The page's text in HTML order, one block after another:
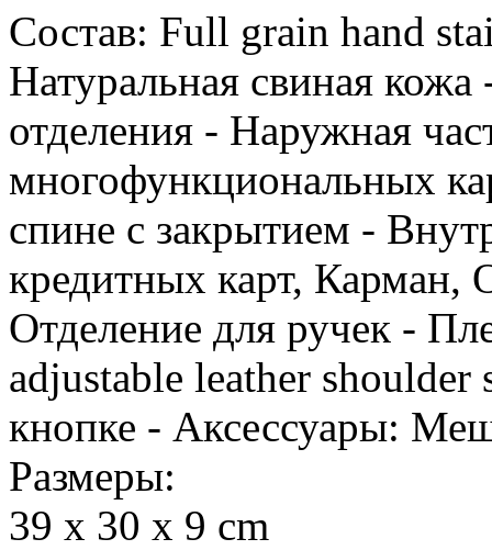
Состав: Full grain hand
Натуральная свиная
отделения - Наружная
многофункциональных
спине с закрытием -
кредитных карт, Карман,
Отделение для ручек -
adjustable leather shoulder
кнопке - Аксессуары:
Размеры:
39 x 30 x 9 cm